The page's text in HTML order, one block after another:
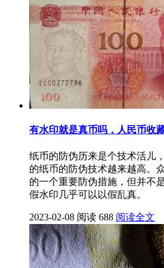
有水印就是真币吗，人民币收
纸币的防伪历来是个技术活儿
的纸币的防伪技术越来越高。
的一个重要防伪措施，但并不
假水印几乎可以以假乱真。
2023-02-08 阅读 688 阅读全文